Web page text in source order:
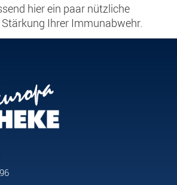
hier ein paar nützliche
Ihrer Immunabwehr.